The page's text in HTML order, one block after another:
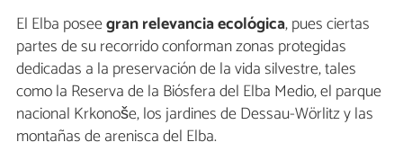
El Elba poseegran relevancia ecológica, pues ciertas
partes de su recorrido conforman zonas protegidas
dedicadas a la preservación de la vida silvestre, tales
como la Reserva de la Biósfera del Elba Medio, el parque
nacional Krkonoše, los jardines de Dessau-Wörlitz y las
montañas de arenisca del Elba.